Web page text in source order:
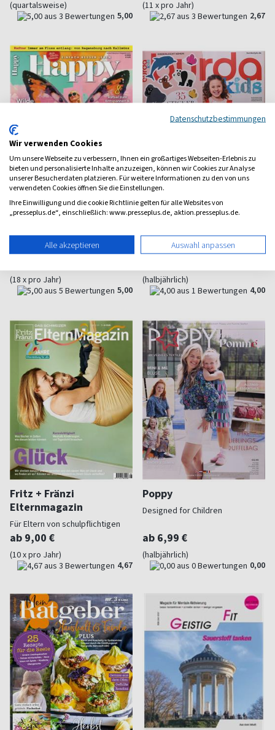
(quartalsweise)
5,00
(11 x pro Jahr)
2,67
Plus Magazin
Für die besten Jahre
(18 x pro Jahr)
5,00
Burda Kids
Mode für Kids
(halbjährlich)
4,00
Fritz + Fränzi
Elternmagazin
Für Eltern von schulpflichtigen
Kindern
ab 9,00 €
(10 x pro Jahr)
4,67
Poppy
Designed for Children
ab 6,99 €
(halbjährlich)
0,00
Datenschutzbestimmungen
Wir verwenden Cookies
Um unsere Webseite zu verbessern, Ihnen ein großartiges Webseiten-Erlebnis zu
bieten und personalisierte Inhalte anzuzeigen, können wir Cookies zur Analyse
unserer Besucherdaten platzieren. Für weitere Informationen zu den von uns
verwendeten Cookies öffnen Sie die Einstellungen.
Ihre Einwilligung und die cookie Richtlinie gelten für alle Websites von
„presseplus.de“, einschließlich: www.presseplus.de, aktion.presseplus.de.
Alle akzeptieren Auswahl anpassen